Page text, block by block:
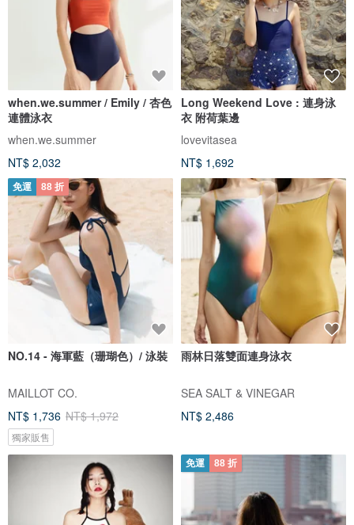
when.we.summer / Emily / 杏色
連體泳衣
when.we.summer
NT$ 2,032
Long Weekend Love : 連身泳
衣 附荷葉邊
lovevitasea
NT$ 1,692
免運 88 折
NO.14 - 海軍藍（珊瑚色）/ 泳裝
MAILLOT CO.
NT$ 1,736 NT$ 1,972
獨家販售
雨林日落雙面連身泳衣
SEA SALT & VINEGAR
NT$ 2,486
免運 88 折